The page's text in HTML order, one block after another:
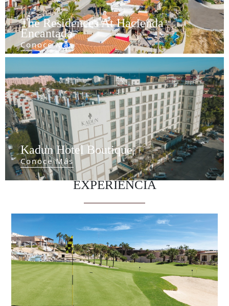
The Residences At Hacienda
Encantada
Conoce Más
Kadun Hotel Boutique
Conoce Más
EXPERIENCIA